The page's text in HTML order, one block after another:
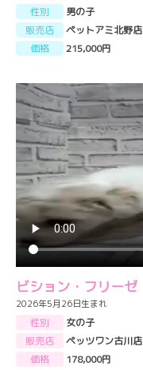
性別
男の子
販売店
ペットアミ北野店
価格
215,000円
ビション・フリーゼ
2026年5月26日生まれ
性別
女の子
販売店
ペッツワン古川店
価格
178,000円